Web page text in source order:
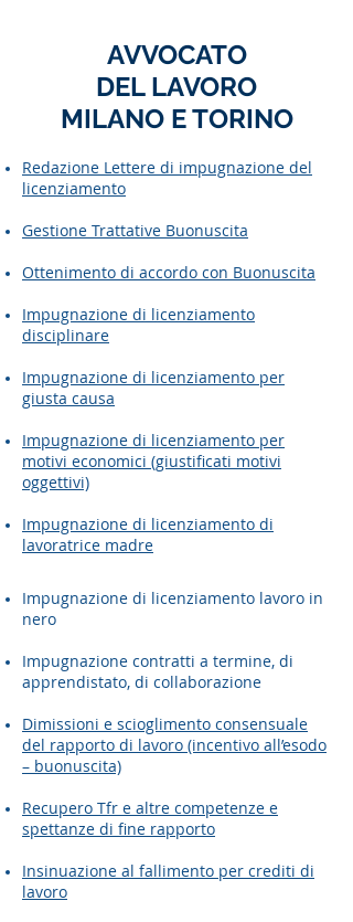
AVVOCATO
DEL LAVORO
MILANO E TORINO
Redazione Lettere di impugnazione del
licenziamento
Gestione Trattative Buonuscita
Ottenimento di accordo con Buonuscita
Impugnazione di licenziamento
disciplinare
Impugnazione di licenziamento per
giusta causa
Impugnazione di licenziamento per
motivi economici (giustificati motivi
oggettivi)
Impugnazione di licenziamento di
lavoratrice madre
Impugnazione di licenziamento lavoro in
nero
Impugnazione contratti a termine, di
apprendistato, di collaborazione
Dimissioni e scioglimento consensuale
del rapporto di lavoro (incentivo all’esodo
– buonuscita)
Recupero Tfr e altre competenze e
spettanze di fine rapporto
Insinuazione al fallimento per crediti di
lavoro